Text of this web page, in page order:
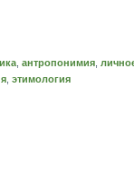
антропонимия
этимология